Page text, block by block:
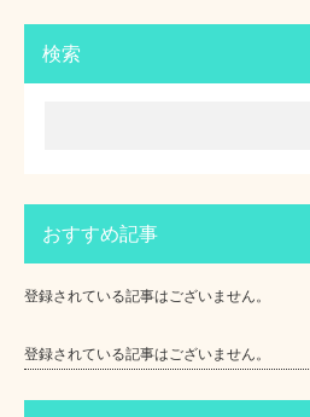
検索
おすすめ記事
登録されている記事はございません。
登録されている記事はございません。